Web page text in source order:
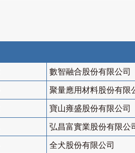
數智融合股份有限公司
聚量應用材料股份有限
寶山雍盛股份有限公司
弘昌富實業股份有限公
全犬股份有限公司